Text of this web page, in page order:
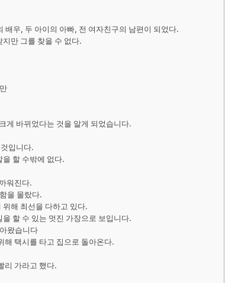
우, 두 아이의 아빠, 전 여자친구의 남편이 되었다.
만 그를 찾을 수 없다.
게 바뀌었다는 것을 알게 되었습니다.
입니다.
할 수밖에 없다.
워진다.
을 몰랐다.
해 최선을 다하고 있다.
할 수 있는 멋진 가장으로 보입니다.
왔습니다
해 택시를 타고 집으로 돌아온다.
리 가라고 했다.